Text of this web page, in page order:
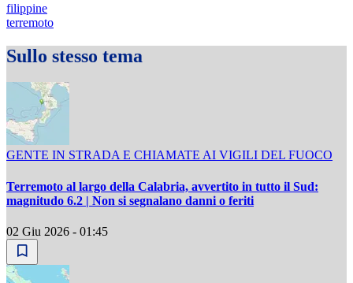
filippine
terremoto
Sullo stesso tema
GENTE IN STRADA E CHIAMATE AI VIGILI DEL FUOCO
Terremoto al largo della Calabria, avvertito in tutto il Sud:
magnitudo 6.2 | Non si segnalano danni o feriti
02 Giu 2026 - 01:45